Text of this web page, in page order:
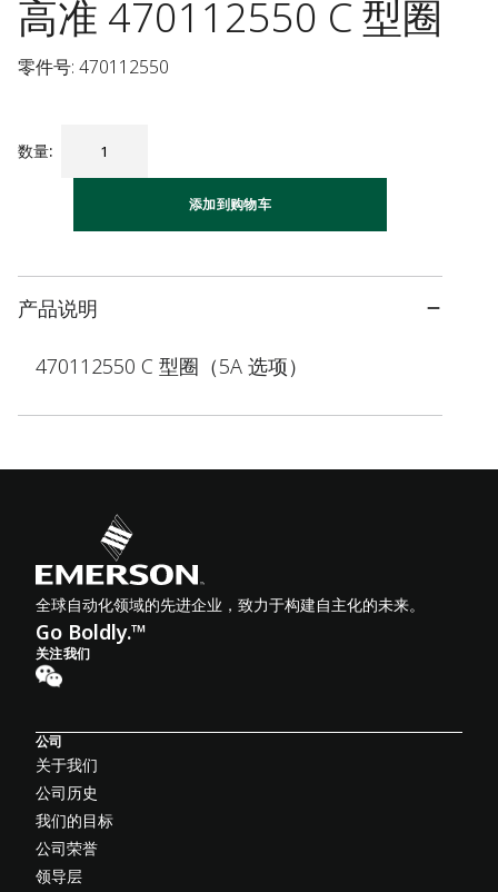
高准 470112550 C 型圈
零件号: 470112550
数量:
添加到购物车
产品说明
470112550 C 型圈（5A 选项）
全球自动化领域的先进企业，致力于构建自主化的未来。
Go Boldly.™
关注我们
公司
关于我们
公司历史
我们的目标
公司荣誉
领导层